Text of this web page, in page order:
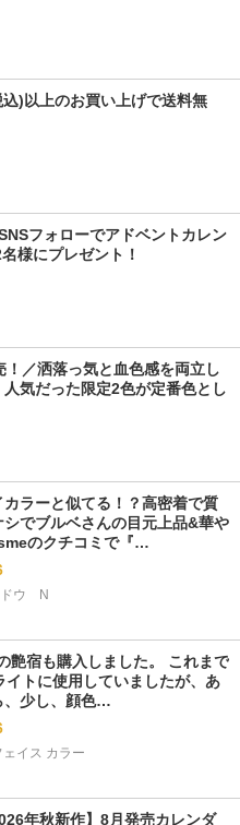
)以上のお買い上げで送料無
フォローでアドベントカレン
様にプレゼント！
！／洒落っ気と血色感を両立し
気だった限定2色が定番色とし
カラーと似てる！？高密着で質
でブルベさんの目元上品&華や
のクチコミで『…
ウ　N
艶宿も購入しました。 これまで
イトに使用していましたが、あ
、少し、顔色…
イス カラー
年秋新作】8月発売カレンダ